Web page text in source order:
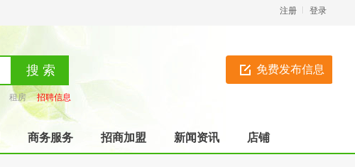
登录
注册
免费发布信息
租房
招聘信息
商务服务 招商加盟 新闻资讯 店铺